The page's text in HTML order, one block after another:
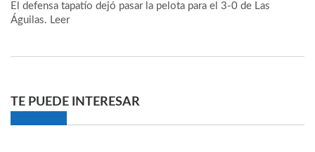
El defensa tapatío dejó pasar la pelota para el 3-0 de Las
Águilas. Leer
TE PUEDE INTERESAR